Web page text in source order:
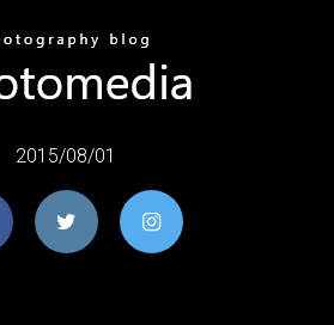
2015/08/01